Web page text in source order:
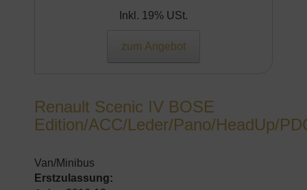
Inkl. 19% USt.
zum Angebot
Renault Scenic IV BOSE
Edition/ACC/Leder/Pano/HeadUp/
Van/Minibus
Erstzulassung: